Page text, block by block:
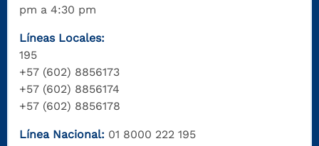
pm a 4:30 pm
Líneas Locales:
195
+57 (602) 8856173
+57 (602) 8856174
+57 (602) 8856178
Línea Nacional: 01 8000 222 195